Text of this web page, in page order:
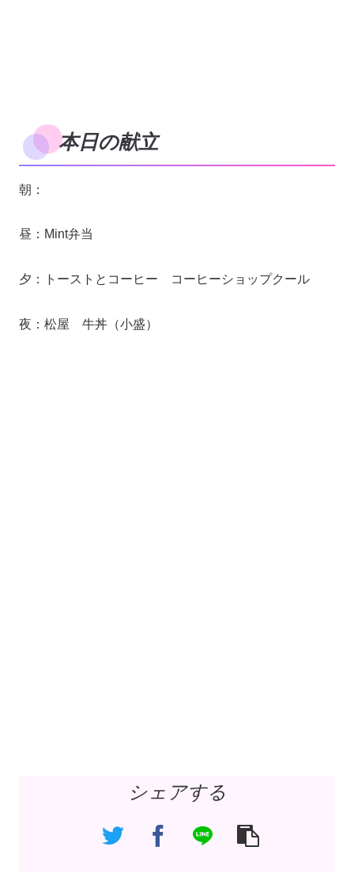
本日の献立
朝：
昼：Mint弁当
夕：トーストとコーヒー コーヒーショップクール
夜：松屋 牛丼（小盛）
シェアする